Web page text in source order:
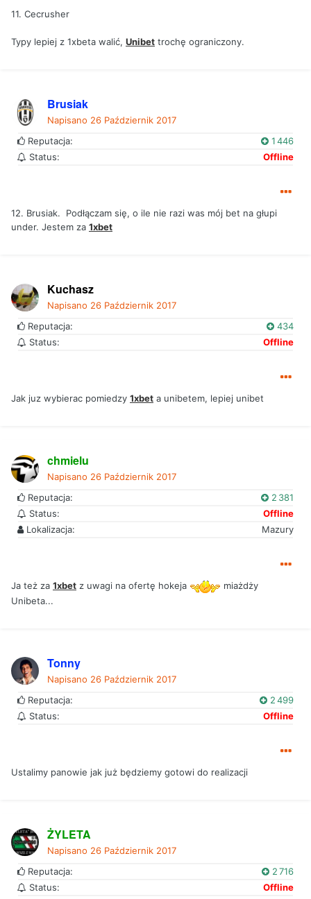
11. Cecrusher
Typy lepiej z 1xbeta walić, Unibet trochę ograniczony.
Brusiak
Napisano 26 Październik 2017
Reputacja:
1 446
Status:
Offline
12. Brusiak. Podłączam się, o ile nie razi was mój bet na głupi
under. Jestem za 1xbet
Kuchasz
Napisano 26 Październik 2017
Reputacja:
434
Status:
Offline
Jak juz wybierac pomiedzy 1xbet a unibetem, lepiej unibet
chmielu
Napisano 26 Październik 2017
Reputacja:
2 381
Status:
Offline
Lokalizacja:
Mazury
Ja też za 1xbet z uwagi na ofertę hokeja
miażdży
Unibeta...
Tonny
Napisano 26 Październik 2017
Reputacja:
2 499
Status:
Offline
Ustalimy panowie jak już będziemy gotowi do realizacji
ŻYLETA
Napisano 26 Październik 2017
Reputacja:
2 716
Status:
Offline